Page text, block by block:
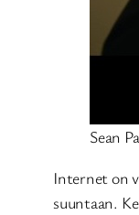
Sean
Internet on
suuntaan.